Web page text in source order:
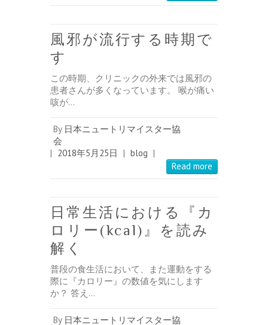
風邪が流行する時期で
す
この時期、クリニックの外来では風邪の
患者さんが多くなっています。 喉が痛い
咳が…
By 日本ニュートリマイスター協
会
| 2018年5月25日 | blog |
Read more
日常生活における『カ
ロリー(kcal)』を読み
解く
普段の食生活において、また運動をする
際に『カロリー』の数値を気にします
か？ 答え…
By 日本ニュートリマイスター協